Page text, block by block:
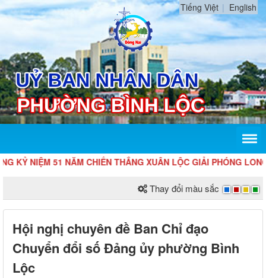
Tiếng Việt English
NIỆM 51 NĂM CHIẾN THẮNG XUÂN LỘC GIẢI PHÓNG LONG
Thay đổi màu sắc
Hội nghị chuyên đề Ban Chỉ đạo
Chuyển đổi số Đảng ủy phường Bình
Lộc